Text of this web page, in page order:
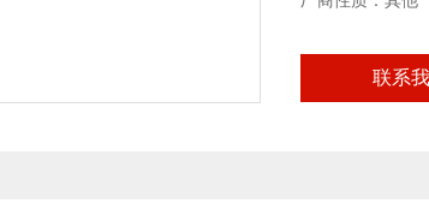
联系